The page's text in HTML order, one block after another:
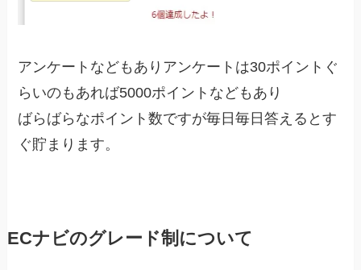
アンケートなどもありアンケートは30ポイントぐ
らいのもあれば5000ポイントなどもあり
ばらばらなポイント数ですが毎日毎日答えるとす
ぐ貯まります。
ECナビのグレード制について